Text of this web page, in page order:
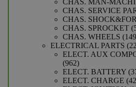
CHAS. MAN-
CHAS. SERVICE
CHAS.
CHAS. SPROCKET
CHAS. WHEELS
ELECTRICAL PARTS
ELECT. AUX
962962
producten
ELECT. BATTERY
ELECT. CHARGE 42